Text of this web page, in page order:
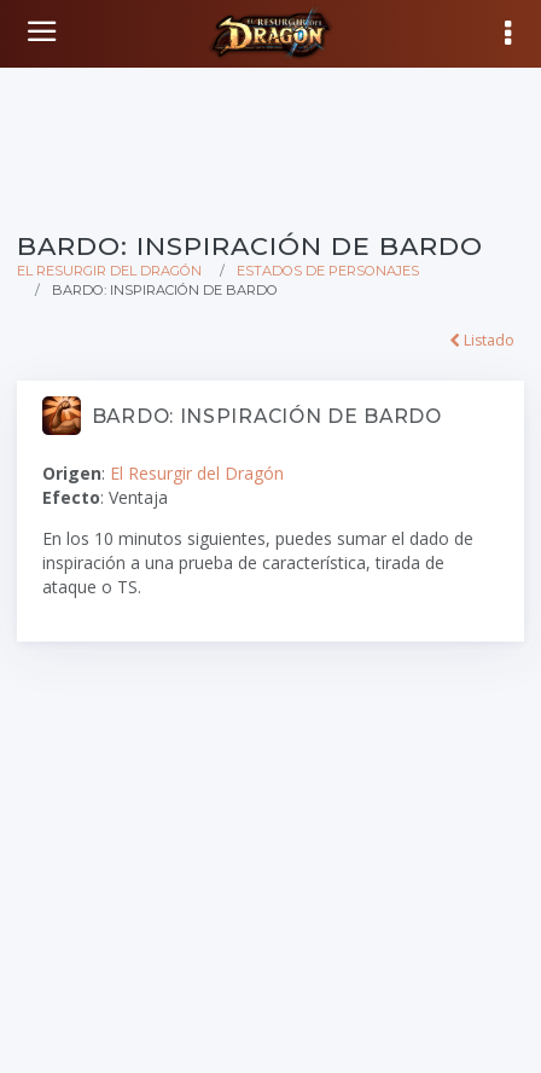
BARDO: INSPIRACIÓN DE BARDO
EL RESURGIR DEL DRAGÓN
ESTADOS DE PERSONAJES
BARDO: INSPIRACIÓN DE BARDO
Listado
BARDO: INSPIRACIÓN DE BARDO
Origen: El Resurgir del Dragón
Efecto: Ventaja
En los 10 minutos siguientes, puedes sumar el dado de
inspiración a una prueba de característica, tirada de
ataque o TS.